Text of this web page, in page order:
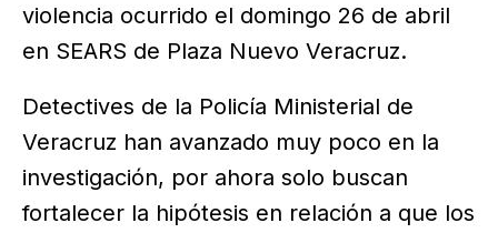
violencia ocurrido el domingo 26 de abril
en SEARS de Plaza Nuevo Veracruz.
Detectives de la Policía Ministerial de
Veracruz han avanzado muy poco en la
investigación, por ahora solo buscan
fortalecer la hipótesis en relación a que los